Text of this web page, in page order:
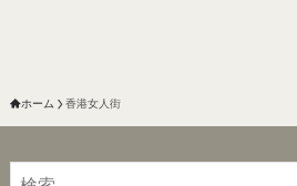
ホーム 香港女人街